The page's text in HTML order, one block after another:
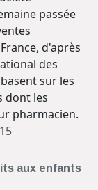
passée
d'après
des
sur les
dont les
pharmacien.
aux enfants